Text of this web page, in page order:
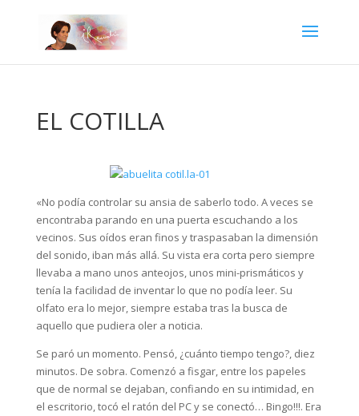
EL COTILLA
«No podía controlar su ansia de saberlo todo. A veces se
encontraba parando en una puerta escuchando a los
vecinos. Sus oídos eran finos y traspasaban la dimensión
del sonido, iban más allá. Su vista era corta pero siempre
llevaba a mano unos anteojos, unos mini-prismáticos y
tenía la facilidad de inventar lo que no podía leer. Su
olfato era lo mejor, siempre estaba tras la busca de
aquello que pudiera oler a noticia.
Se paró un momento. Pensó, ¿cuánto tiempo tengo?, diez
minutos. De sobra. Comenzó a fisgar, entre los papeles
que de normal se dejaban, confiando en su intimidad, en
el escritorio, tocó el ratón del PC y se conectó… Bingo!!!. Era